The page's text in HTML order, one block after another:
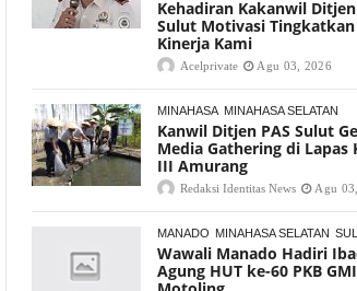
Kehadiran Kakanwil Ditjen
Sulut Motivasi Tingkatkan
Kinerja Kami
Acelprivate Agu 03, 2026
MINAHASA MINAHASA SELATAN
Kanwil Ditjen PAS Sulut
Media Gathering di Lapas
III Amurang
Redaksi Identitas News Agu
MANADO MINAHASA SELATAN
Wawali Manado Hadiri
Agung HUT ke-60 PKB